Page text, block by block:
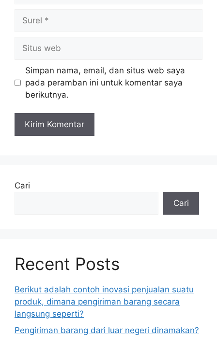
web
Simpan nama, email, dan situs web saya
pada peramban ini untuk komentar saya
berikutnya.
Cari
Cari
Recent Posts
Berikut adalah contoh inovasi penjualan suatu
produk, dimana pengiriman barang secara
langsung seperti?
Pengiriman barang dari luar negeri dinamakan?